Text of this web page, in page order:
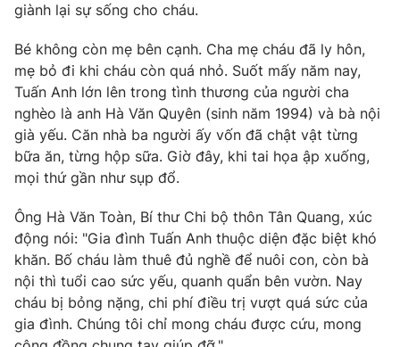
Thị trường
Tư vấn
Lịch phát sóng
Chuyên mục khác
Emagazine Podcast
Photo Infographic
Video Shorts video
VTV Money VTV Thể thao
VTV Sức khoẻ Bất động sản
giành lại sự sống cho cháu.
Bé không còn mẹ bên cạnh. Cha mẹ cháu đã ly hôn,
mẹ bỏ đi khi cháu còn quá nhỏ. Suốt mấy năm nay,
Tuấn Anh lớn lên trong tình thương của người cha
nghèo là anh Hà Văn Quyên (sinh năm 1994) và bà nội
già yếu. Căn nhà ba người ấy vốn đã chật vật từng
bữa ăn, từng hộp sữa. Giờ đây, khi tai họa ập xuống,
mọi thứ gần như sụp đổ.
Ông Hà Văn Toàn, Bí thư Chi bộ thôn Tân Quang, xúc
động nói: "Gia đình Tuấn Anh thuộc diện đặc biệt khó
khăn. Bố cháu làm thuê đủ nghề để nuôi con, còn bà
nội thì tuổi cao sức yếu, quanh quẩn bên vườn. Nay
cháu bị bỏng nặng, chi phí điều trị vượt quá sức của
gia đình. Chúng tôi chỉ mong cháu được cứu, mong